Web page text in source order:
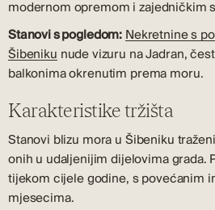
modernom opremom i zajedničkim
Stanovi s pogledom: Nekretnine s
Šibeniku nude vizuru na Jadran,
balkonima okrenutim prema moru.
Karakteristike tržišta
Stanovi blizu mora u Šibeniku
onih u udaljenijim dijelovima grada.
tijekom cijele godine, s povećanim
mjesecima.